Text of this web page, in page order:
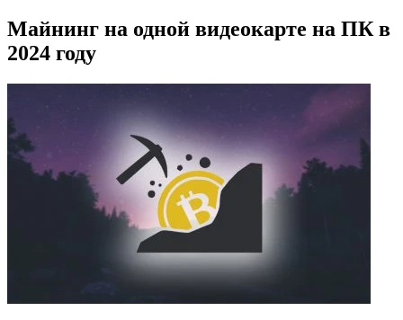
Майнинг на одной видеокарте на ПК в
2024 году